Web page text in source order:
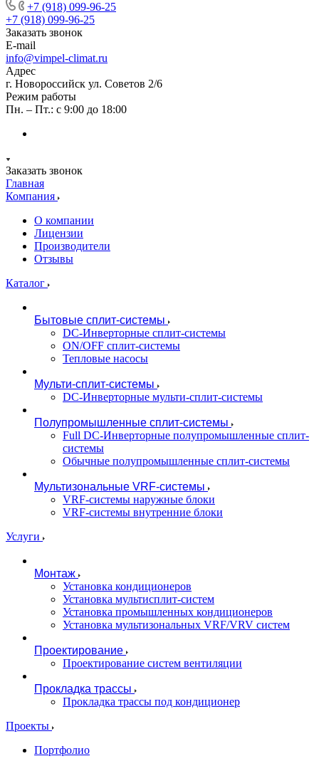
+7 (918) 099-96-25
+7 (918) 099-96-25
Заказать звонок
E-mail
info@vimpel-climat.ru
Адрес
г. Новороссийск ул. Советов 2/6
Режим работы
Пн. – Пт.: с 9:00 до 18:00
Заказать звонок
Главная
Компания
О компании
Лицензии
Производители
Отзывы
Каталог
Бытовые сплит-системы
DC-Инверторные сплит-системы
ON/OFF сплит-системы
Тепловые насосы
Мульти-сплит-системы
DC-Инверторные мульти-сплит-системы
Полупромышленные сплит-системы
Full DC-Инверторные полупромышленные сплит-
системы
Обычные полупромышленные сплит-системы
Мультизональные VRF-системы
VRF-системы наружные блоки
VRF-системы внутренние блоки
Услуги
Монтаж
Установка кондиционеров
Установка мультисплит-систем
Установка промышленных кондиционеров
Установка мультизональных VRF/VRV систем
Проектирование
Проектирование систем вентиляции
Прокладка трассы
Прокладка трассы под кондиционер
Проекты
Портфолио